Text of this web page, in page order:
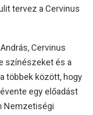
tervez a Cervinus
Cervinus
színészeket és a
többek között, hogy
egy előadást
Nemzetiségi